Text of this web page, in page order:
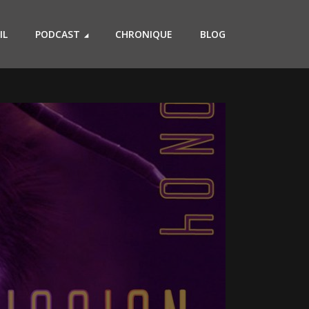
PODCAST CHRONIQUE BLOG